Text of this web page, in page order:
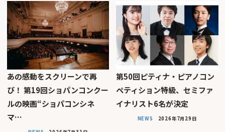
あの感動をスクリーンで再
び！ 第19回ショパンコンクー
ルの映画“ショパコンシネ
マ…
第50回ピティナ・ピアノコン
ペティション特級、セミファ
イナリスト6名が決定
NEWS 2026年7月29日